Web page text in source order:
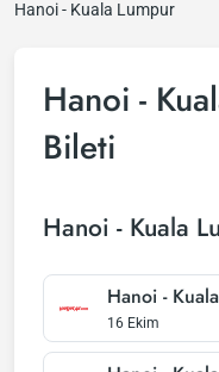
Hanoi - Kuala Lumpur
Hanoi -
Bileti
Hanoi - Kuala
Hanoi -
16 Ekim